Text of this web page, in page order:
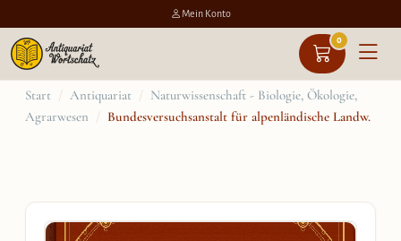
Mein Konto
0
Zum
Inhalt
Start / Antiquariat / Naturwissenschaft - Biologie, Ökologie,
Agrarwesen / Bundesversuchsanstalt für alpenländische Landw.